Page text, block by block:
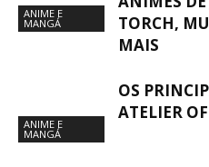
ANIME E
MANGÁ
TORCH,
MAIS
ANIME E
MANGÁ
OS
ATELIER